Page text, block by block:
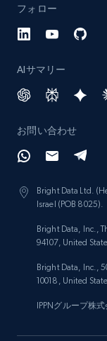
フォロー
AIサマリー
お問い合わせ
Bright Data Ltd.
Israel (POB 8025).
Bright Data, Inc.,
94107, United
Bright Data, Inc.,
10018, United
IPPNグループ株